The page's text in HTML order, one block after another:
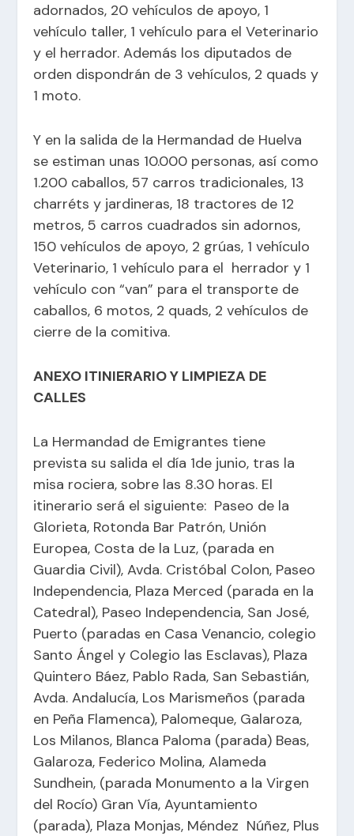
adornados, 20 vehículos de apoyo, 1
vehículo taller, 1 vehículo para el Veterinario
y el herrador. Además los diputados de
orden dispondrán de 3 vehículos, 2 quads y
1 moto.
Y en la salida de la Hermandad de Huelva
se estiman unas 10.000 personas, así como
1.200 caballos, 57 carros tradicionales, 13
charréts y jardineras, 18 tractores de 12
metros, 5 carros cuadrados sin adornos,
150 vehículos de apoyo, 2 grúas, 1 vehículo
Veterinario, 1 vehículo para el herrador y 1
vehículo con “van” para el transporte de
caballos, 6 motos, 2 quads, 2 vehículos de
cierre de la comitiva.
ANEXO ITINIERARIO Y LIMPIEZA DE
CALLES
La Hermandad de Emigrantes tiene
prevista su salida el día 1de junio, tras la
misa rociera, sobre las 8.30 horas. El
itinerario será el siguiente: Paseo de la
Glorieta, Rotonda Bar Patrón, Unión
Europea, Costa de la Luz, (parada en
Guardia Civil), Avda. Cristóbal Colon, Paseo
Independencia, Plaza Merced (parada en la
Catedral), Paseo Independencia, San José,
Puerto (paradas en Casa Venancio, colegio
Santo Ángel y Colegio las Esclavas), Plaza
Quintero Báez, Pablo Rada, San Sebastián,
Avda. Andalucía, Los Marismeños (parada
en Peña Flamenca), Palomeque, Galaroza,
Los Milanos, Blanca Paloma (parada) Beas,
Galaroza, Federico Molina, Alameda
Sundhein, (parada Monumento a la Virgen
del Rocío) Gran Vía, Ayuntamiento
(parada), Plaza Monjas, Méndez Núñez, Plus